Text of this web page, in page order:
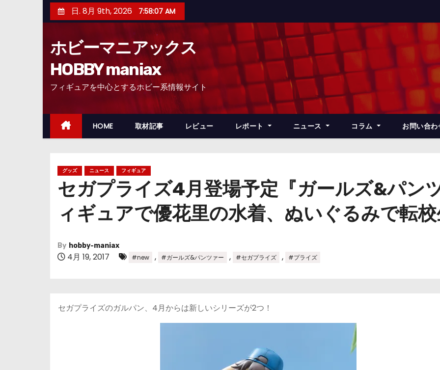
ン
ッ
日. 8月 9th, 2026 7:58:08 AM
ホビーマニアックス
HOBBY maniax
フィギュアを中心とするホビー系情報サイト
HOME 取材記事 レビュー レポート ニュース コラム お問い合わ
グッズ ニュース フィギュア
セガプライズ4月登場予定『ガールズ&パ
ィギュアで優花里の水着、ぬいぐるみで転
By hobby-maniax
4月 19, 2017 #new , #ガールズ&パンツァー , #セガプライズ , #プライズ
セガプライズのガルパン、4月からは新しいシリーズが2つ！